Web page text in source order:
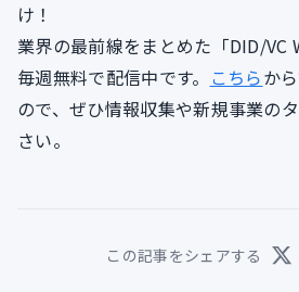
け！
業界の最前線をまとめた「DID/VC
毎週無料で配信中です。 こちらか
ので、ぜひ情報収集や新規事業の
さい。
この記事をシェアする